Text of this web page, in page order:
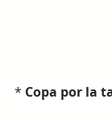
* Copa por la